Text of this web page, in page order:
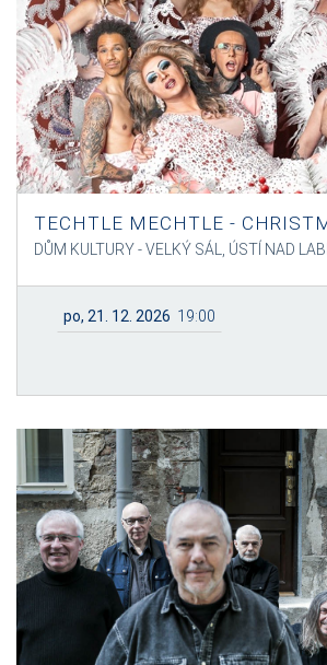
TECHTLE MECHTLE -
DŮM KULTURY - VELKÝ SÁL, ÚSTÍ NAD
po, 21. 12. 2026 19:00